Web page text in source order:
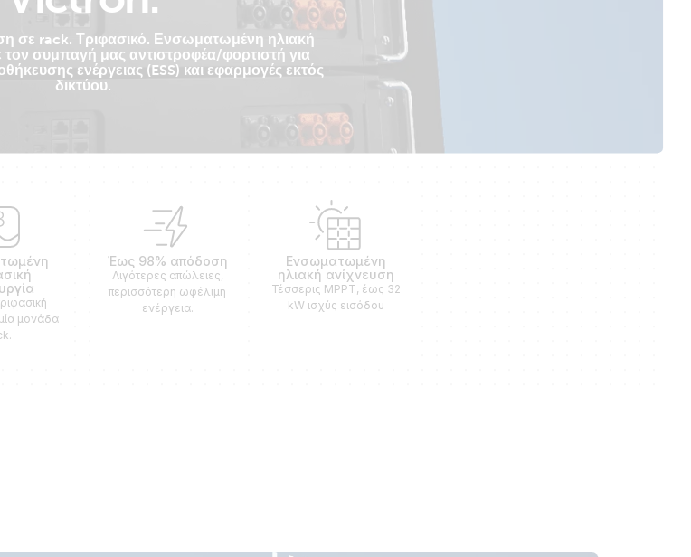
σε rack. Τριφασικό. Ενσωματωμένη ηλιακή
τον συμπαγή μας αντιστροφέα/φορτιστή για
ενέργειας (ESS) και εφαρμογές εκτός
δικτύου.
μονάδα
Έως 98% απόδοση
Λιγότερες απώλειες,
περισσότερη ωφέλιμη
ενέργεια.
Ενσωματωμένη
ηλιακή ανίχνευση
Τέσσερις MPPT, έως 32
kW ισχύς εισόδου